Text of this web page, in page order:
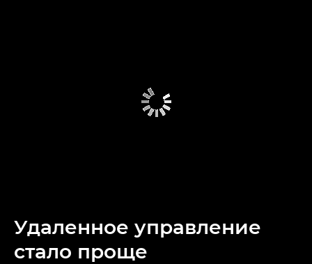
Удаленное управление
стало проще